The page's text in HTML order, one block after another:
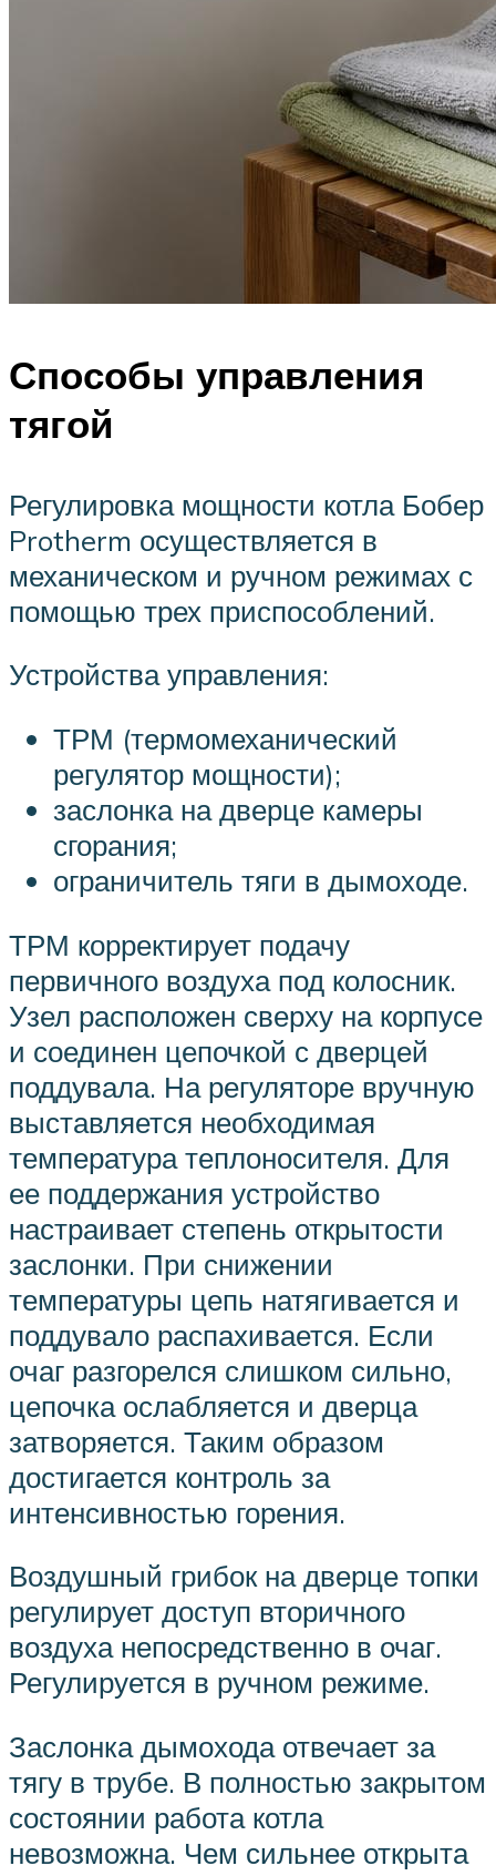
Способы управления
тягой
Регулировка мощности котла Бобер
Protherm осуществляется в
механическом и ручном режимах с
помощью трех приспособлений.
Устройства управления:
ТРМ (термомеханический
регулятор мощности);
заслонка на дверце камеры
сгорания;
ограничитель тяги в дымоходе.
ТРМ корректирует подачу
первичного воздуха под колосник.
Узел расположен сверху на корпусе
и соединен цепочкой с дверцей
поддувала. На регуляторе вручную
выставляется необходимая
температура теплоносителя. Для
ее поддержания устройство
настраивает степень открытости
заслонки. При снижении
температуры цепь натягивается и
поддувало распахивается. Если
очаг разгорелся слишком сильно,
цепочка ослабляется и дверца
затворяется. Таким образом
достигается контроль за
интенсивностью горения.
Воздушный грибок на дверце топки
регулирует доступ вторичного
воздуха непосредственно в очаг.
Регулируется в ручном режиме.
Заслонка дымохода отвечает за
тягу в трубе. В полностью закрытом
состоянии работа котла
невозможна. Чем сильнее открыта